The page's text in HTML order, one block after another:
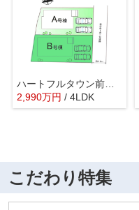
ハートフルタウン前橋市南町2丁目55ーB
2,990万円 / 4LDK
こだわり特集